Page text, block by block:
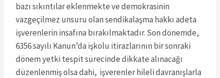
bazı sıkıntılar eklenmekte ve demokrasinin
vazgeçilmez unsuru olan sendikalaşma hakkı adeta
işverenlerin insafına bırakılmaktadır. Son dönemde,
6356 sayılı Kanun’da işkolu itirazlarının bir sonraki
dönem yetki tespit sürecinde dikkate alınacağı
düzenlenmiş olsa dahi, işverenler hileli davranışlarla